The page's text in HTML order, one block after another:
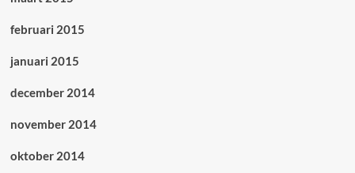
februari 2015
januari 2015
december 2014
november 2014
oktober 2014